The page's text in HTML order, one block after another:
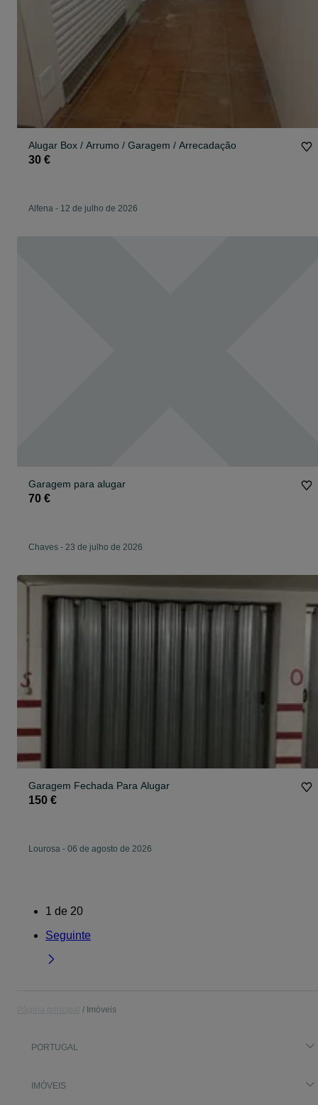
Alugar Box / Arrumo / Garagem / Arrecadação
30 €
Alfena - 12 de julho de 2026
Garagem para alugar
70 €
Chaves - 23 de julho de 2026
Garagem Fechada Para Alugar
150 €
Lourosa - 06 de agosto de 2026
1 de 20
Seguinte
Imóveis
PORTUGAL
IMÓVEIS